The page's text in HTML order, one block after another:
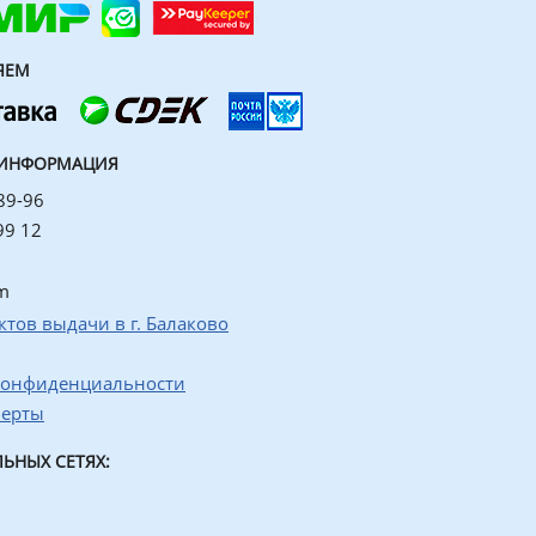
96
12
выдачи в г. Балаково
СЕТЯХ: